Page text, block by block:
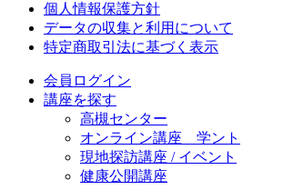
個人情報保護方針
データの収集と利用について
特定商取引法に基づく表示
会員ログイン
講座を探す
高槻センター
オンライン講座 学ント
現地探訪講座 / イベント
健康公開講座